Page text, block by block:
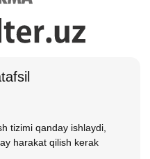
tizimi qanday ishlaydi,
harakat qilish kerak